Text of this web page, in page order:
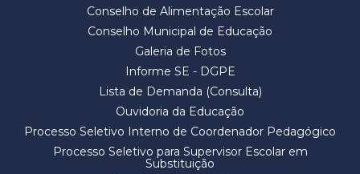
Conselho de Alimentação Escolar
Conselho Municipal de Educação
Galeria de Fotos
Informe SE - DGPE
Lista de Demanda (Consulta)
Ouvidoria da Educação
Processo Seletivo Interno de Coordenador Pedagógico
Processo Seletivo para Supervisor Escolar em
Substituição